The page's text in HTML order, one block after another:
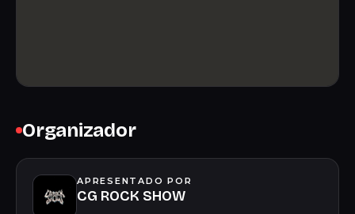
Organizador
APRESENTADO POR
CG ROCK SHOW